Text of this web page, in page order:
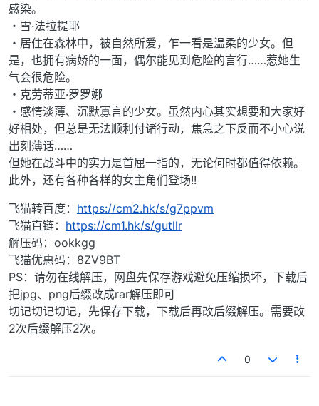
感染。
・雪·法拉提耶
・居住在森林中，被自然所爱，乍一看是温柔的少女。但
是，也拥有病娇的一面，偶尔能见到危险的言行……惹她生
气会很危险。
・克劳蒂亚·罗罗娜
・感情淡薄、沉默寡言的少女。虽然内心其实想要和大家好
好相处，但总是无法顺利付诸行动，焦急之下反而不小心说
出刻薄话……
但她在战斗中的实力是首屈一指的，无论何时都值得依赖。
此外，还有各种各样的女主角们登场!!
飞猫转百度： https://cm2.hk/s/g7ppvm
飞猫直链： https://cm1.hk/s/gutllr
解压码：ookkgg
飞猫优惠码：8ZV9BT
PS：请勿在线解压，网盘先保存游戏避免压缩损坏，下载后
把jpg、png后缀改成rar解压即可
切记切记切记，先保存下载，下载后再改后缀解压。需要改
2次后缀解压2次。
0